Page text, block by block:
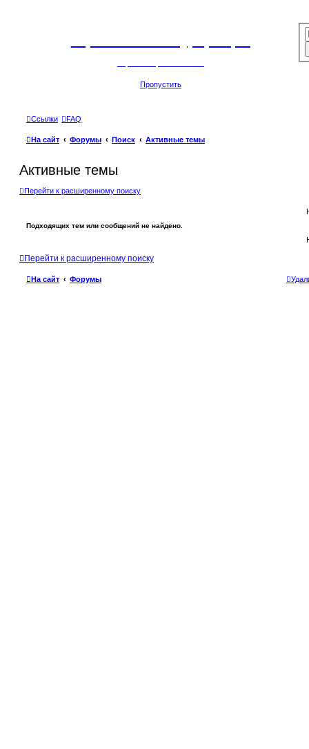
Пропустить
Ссылки FAQ
На сайт Форумы Поиск Активные темы
Активные темы
Перейти к расширенному поиску
Подходящих тем или сообщений не найдено.
Перейти к расширенному поиску
На сайт Форумы